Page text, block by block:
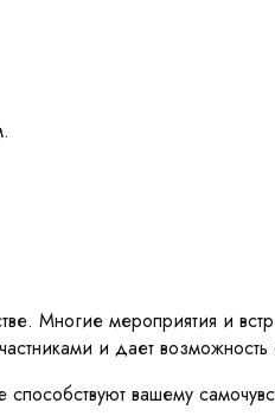
Многие мероприятия и
и дает
вашему